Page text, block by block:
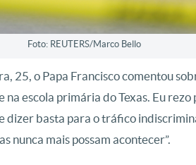
Foto: REUTERS/Marco Bello
25, o Papa Francisco comentou
escola primária do Texas. Eu
dizer basta para o tráfico
nunca mais possam acontecer”.